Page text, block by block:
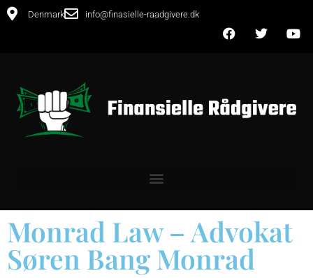
Denmark info@finasielle-raadgivere.dk
Monrad Law – Advokat
Søren Bang Monrad